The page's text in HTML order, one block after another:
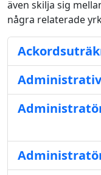
även skilja sig
några relaterade